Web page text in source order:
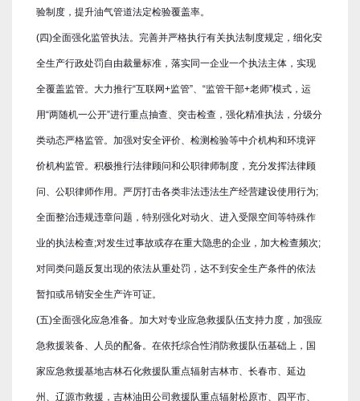
验制度，提升油气管道法定检验覆盖率。
(四)全面强化监管执法。完善并严格执行有关执法制度规定，细化安
全生产行政处罚自由裁量标准，落实同一企业一个执法主体，实现
全覆盖监管。大力推行“互联网+监管”、“监管干部+老师”模式，运
用“两随机一公开”进行重点抽查、突击检查，强化精准执法，分级分
类动态严格监管。加强对安全评价、检测检验等中介机构和环境评
价机构监管。积极推行法律顾问和公职律师制度，充分发挥法律顾
问、公职律师作用。严厉打击各类非法违法生产经营建设使用行为;
全面整治违规违章问题，特别强化对动火、进入受限空间等特殊作
业的执法检查;对发生过事故或存在重大隐患的企业，加大检查频次;
对同类问题反复出现的依法从重处罚，达不到安全生产条件的依法
暂扣或吊销安全生产许可证。
(五)全面强化应急准备。加大对专业应急救援队伍支持力度，加强应
急救援装备、人员的配备。在依托综合性消防救援队伍基础上，国
家应急救援基地吉林石化救援队重点辐射吉林市、长春市、延边
州、辽源市救援，吉林油田公司救援队重点辐射松原市、四平市、